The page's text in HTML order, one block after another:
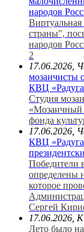
народов
страны",
народов
2
17.06.2026,
мозаичисты
КВЦ
Студия
«Мозаичный
фонда
17.06.2026,
КВЦ
Победители
определены
которое
Сергей
17.06.2026,
Лето было